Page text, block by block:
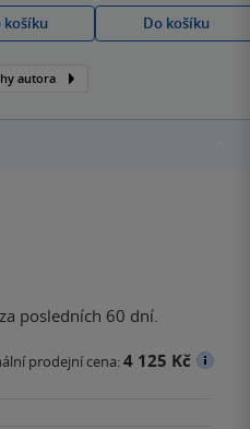
košíku
Do košíku
autora
posledních 60 dní.
prodejní cena:4 125 Kč